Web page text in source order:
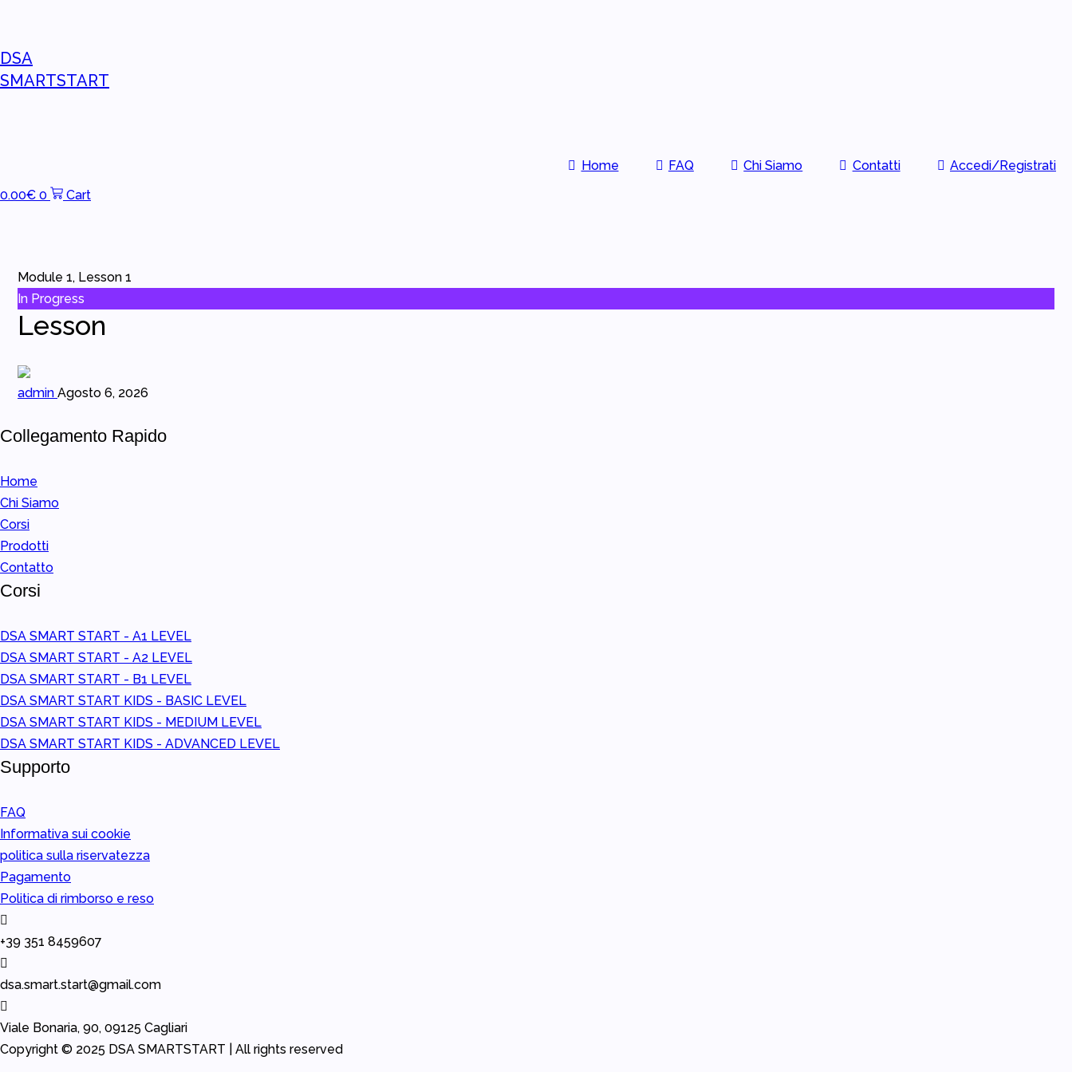
DSA
SMARTSTART
Home FAQ Chi Siamo Contatti
Accedi/Registrati
0.00€ 0 Cart
Module 1, Lesson 1
In Progress
Lesson
admin Agosto 6, 2026
Collegamento Rapido
Home
Chi Siamo
Corsi
Prodotti
Contatto
Corsi
DSA SMART START - A1 LEVEL
DSA SMART START - A2 LEVEL
DSA SMART START - B1 LEVEL
DSA SMART START KIDS - BASIC LEVEL
DSA SMART START KIDS - MEDIUM LEVEL
DSA SMART START KIDS - ADVANCED LEVEL
Supporto
FAQ
Informativa sui cookie
politica sulla riservatezza
Pagamento
Politica di rimborso e reso
+39 351 8459607
dsa.smart.start@gmail.com
Viale Bonaria, 90, 09125 Cagliari
Copyright © 2025 DSA SMARTSTART | All rights reserved